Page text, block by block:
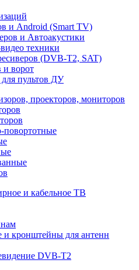
и Android (Smart TV)
и Автоакустики
техники
(DVB-T2, SAT)
и ворот
пультов ДУ
проекторов, мониторов
и кабельное ТВ
и кронштейны для антенн
DVB-Т2